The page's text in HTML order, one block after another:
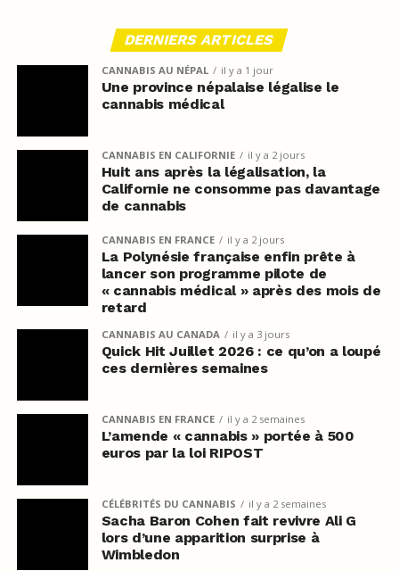
DERNIERS ARTICLES
CANNABIS AU NÉPAL il y a 1 jour
Une province népalaise légalise le
cannabis médical
CANNABIS EN CALIFORNIE il y a 2 jours
Huit ans après la légalisation, la
Californie ne consomme pas davantage
de cannabis
CANNABIS EN FRANCE il y a 2 jours
La Polynésie française enfin prête à
lancer son programme pilote de
« cannabis médical » après des mois de
retard
CANNABIS AU CANADA il y a 3 jours
Quick Hit Juillet 2026 : ce qu’on a loupé
ces dernières semaines
CANNABIS EN FRANCE il y a 2 semaines
L’amende « cannabis » portée à 500
euros par la loi RIPOST
CÉLÉBRITÉS DU CANNABIS il y a 2 semaines
Sacha Baron Cohen fait revivre Ali G
lors d’une apparition surprise à
Wimbledon